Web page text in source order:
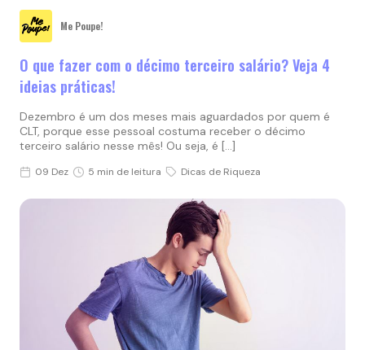
Me Poupe!
O que fazer com o décimo terceiro salário? Veja 4
ideias práticas!
Dezembro é um dos meses mais aguardados por quem é
CLT, porque esse pessoal costuma receber o décimo
terceiro salário nesse mês! Ou seja, é […]
09 Dez 5 min de leitura Dicas de Riqueza